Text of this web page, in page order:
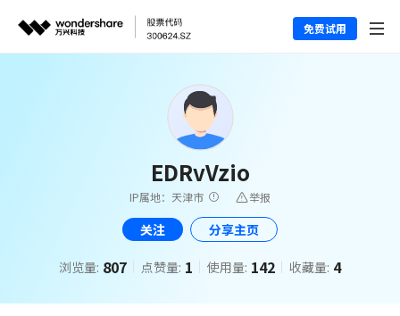
免费试用
EDRvVzio
IP属地：天津市 举报
关注 分享主页
浏览量: 807 点赞量: 1 使用量: 142 收藏量: 4